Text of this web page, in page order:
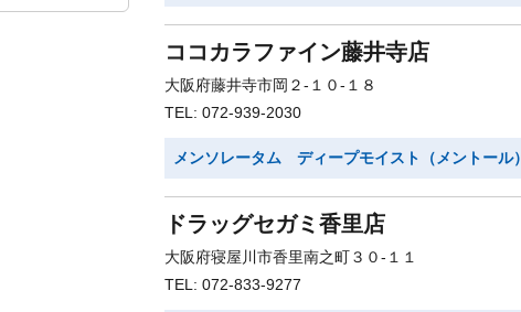
ココカラファイン藤井寺店
大阪府藤井寺市岡２-１０-１８
TEL: 072-939-2030
メンソレータム ディープモイスト（メントール）
ドラッグセガミ香里店
大阪府寝屋川市香里南之町３０-１１
TEL: 072-833-9277